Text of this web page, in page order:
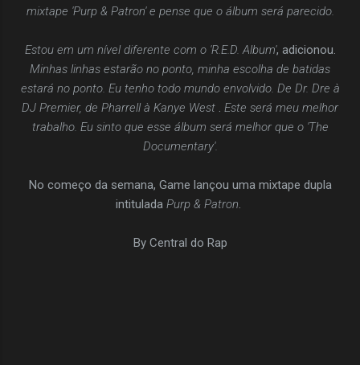
mixtape 'Purp & Patron' e pense que o álbum será parecido.
Estou em um nível diferente com o 'R.E.D. Album', adicionou.
Minhas linhas estarão no ponto, minha escolha de batidas
estará no ponto. Eu tenho todo mundo envolvido. De Dr. Dre à
DJ Premier, de Pharrell à Kanye West
Este será meu melhor
trabalho. Eu sinto que esse álbum será melhor que o 'The
Documentary'.
No começo da semana, Game lançou uma mixtape dupla
intitulada Purp & Patron
By Central do Rap